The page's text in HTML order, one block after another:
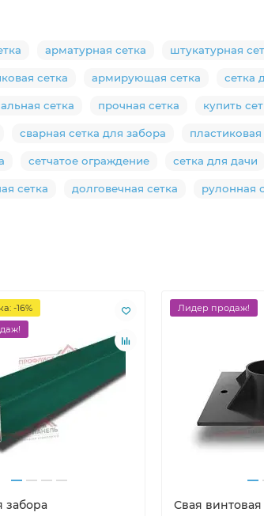
арматурная сетка штукатурная
сетка армирующая сетка сетка
сетка прочная сетка купить
сварная сетка для забора
сетчатое ограждение сетка для дачи
сетка долговечная сетка рулонная
-16%
забора
Лидер продаж!
Свая